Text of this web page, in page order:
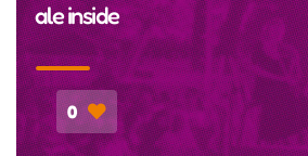
ale inside
0